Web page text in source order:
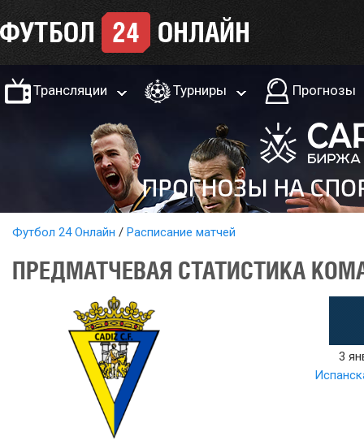
Трансляции Турниры Прогнозы
Футбол 24 Онлайн Расписание матчей
ПРЕДМАТЧЕВАЯ СТАТИСТИКА
3